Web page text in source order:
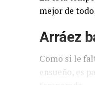
mejor de
Arráez
Como si le
ensueño, es